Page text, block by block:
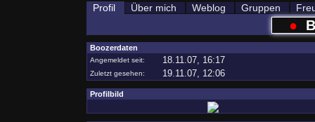
Profil Über mich Weblog Gruppen
●
Boozerdaten
Angemeldet seit: 18.11.07, 16:17
Zuletzt gesehen: 19.11.07, 12:06
Profilbild